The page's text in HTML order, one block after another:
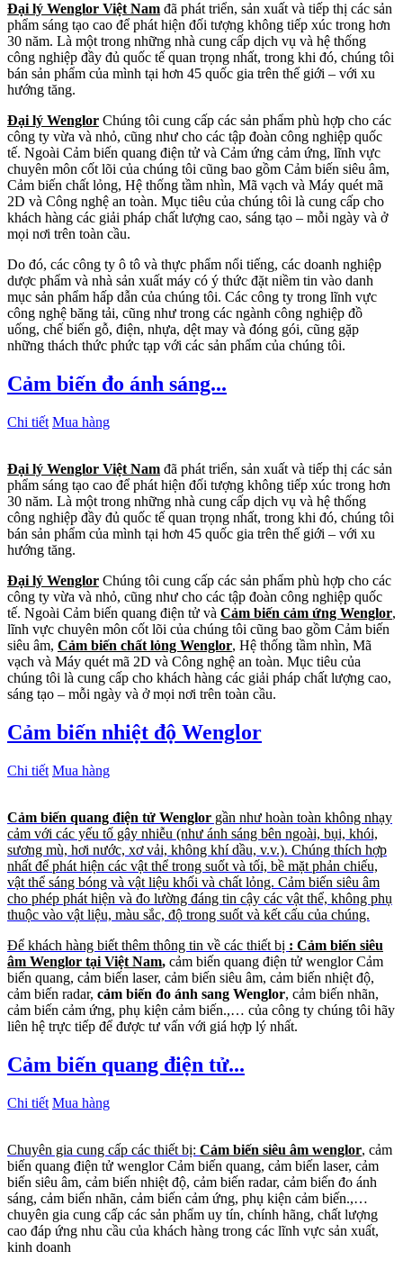
Đại lý Wenglor Việt Nam đã phát triển, sản xuất và tiếp thị các sản
phẩm sáng tạo cao để phát hiện đối tượng không tiếp xúc trong hơn
30 năm. Là một trong những nhà cung cấp dịch vụ và hệ thống
công nghiệp đầy đủ quốc tế quan trọng nhất, trong khi đó, chúng tôi
bán sản phẩm của mình tại hơn 45 quốc gia trên thế giới – với xu
hướng tăng.
Đại lý Wenglor Chúng tôi cung cấp các sản phẩm phù hợp cho các
công ty vừa và nhỏ, cũng như cho các tập đoàn công nghiệp quốc
tế. Ngoài Cảm biến quang điện tử và Cảm ứng cảm ứng, lĩnh vực
chuyên môn cốt lõi của chúng tôi cũng bao gồm Cảm biến siêu âm,
Cảm biến chất lỏng, Hệ thống tầm nhìn, Mã vạch và Máy quét mã
2D và Công nghệ an toàn. Mục tiêu của chúng tôi là cung cấp cho
khách hàng các giải pháp chất lượng cao, sáng tạo – mỗi ngày và ở
mọi nơi trên toàn cầu.
Do đó, các công ty ô tô và thực phẩm nổi tiếng, các doanh nghiệp
dược phẩm và nhà sản xuất máy có ý thức đặt niềm tin vào danh
mục sản phẩm hấp dẫn của chúng tôi. Các công ty trong lĩnh vực
công nghệ băng tải, cũng như trong các ngành công nghiệp đồ
uống, chế biến gỗ, điện, nhựa, dệt may và đóng gói, cũng gặp
những thách thức phức tạp với các sản phẩm của chúng tôi.
Cảm biến đo ánh sáng...
Chi tiết Mua hàng
Đại lý Wenglor Việt Nam đã phát triển, sản xuất và tiếp thị các sản
phẩm sáng tạo cao để phát hiện đối tượng không tiếp xúc trong hơn
30 năm. Là một trong những nhà cung cấp dịch vụ và hệ thống
công nghiệp đầy đủ quốc tế quan trọng nhất, trong khi đó, chúng tôi
bán sản phẩm của mình tại hơn 45 quốc gia trên thế giới – với xu
hướng tăng.
Đại lý Wenglor Chúng tôi cung cấp các sản phẩm phù hợp cho các
công ty vừa và nhỏ, cũng như cho các tập đoàn công nghiệp quốc
tế. Ngoài Cảm biến quang điện tử và Cảm biến cảm ứng Wenglor,
lĩnh vực chuyên môn cốt lõi của chúng tôi cũng bao gồm Cảm biến
siêu âm, Cảm biến chất lỏng Wenglor, Hệ thống tầm nhìn, Mã
vạch và Máy quét mã 2D và Công nghệ an toàn. Mục tiêu của
chúng tôi là cung cấp cho khách hàng các giải pháp chất lượng cao,
sáng tạo – mỗi ngày và ở mọi nơi trên toàn cầu.
Cảm biến nhiệt độ Wenglor
Chi tiết Mua hàng
Cảm biến quang điện tử Wenglor gần như hoàn toàn không nhạy
cảm với các yếu tố gây nhiễu (như ánh sáng bên ngoài, bụi, khói,
sương mù, hơi nước, xơ vải, không khí dầu, v.v.). Chúng thích hợp
nhất để phát hiện các vật thể trong suốt và tối, bề mặt phản chiếu,
vật thể sáng bóng và vật liệu khối và chất lỏng. Cảm biến siêu âm
cho phép phát hiện và đo lường đáng tin cậy các vật thể, không phụ
thuộc vào vật liệu, màu sắc, độ trong suốt và kết cấu của chúng.
Để khách hàng biết thêm thông tin về các thiết bị : Cảm biến siêu
âm Wenglor tại Việt Nam, cảm biến quang điện tử wenglor Cảm
biến quang, cảm biến laser, cảm biến siêu âm, cảm biến nhiệt độ,
cảm biến radar, cảm biến đo ánh sang Wenglor, cảm biến nhãn,
cảm biến cảm ứng, phụ kiện cảm biến.,… của công ty chúng tôi hãy
liên hệ trực tiếp để được tư vấn với giá hợp lý nhất.
Cảm biến quang điện tử...
Chi tiết Mua hàng
Chuyên gia cung cấp các thiết bị: Cảm biến siêu âm wenglor, cảm
biến quang điện tử wenglor Cảm biến quang, cảm biến laser, cảm
biến siêu âm, cảm biến nhiệt độ, cảm biến radar, cảm biến đo ánh
sáng, cảm biến nhãn, cảm biến cảm ứng, phụ kiện cảm biến.,…
chuyên gia cung cấp các sản phẩm uy tín, chính hãng, chất lượng
cao đáp ứng nhu cầu của khách hàng trong các lĩnh vực sản xuất,
kinh doanh